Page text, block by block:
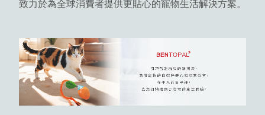
致力於為全球消費者提供更貼心的寵物生活解決方案。